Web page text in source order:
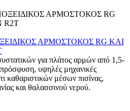
ΑΡΜΟΣΤΟΚΟΣ RG ΚΑΙ
για πλάτος αρμών από 1,5-
υψηλές μηχανικές
καθαριστικών μέσων πισίνας,
και θαλασσινού νερού.